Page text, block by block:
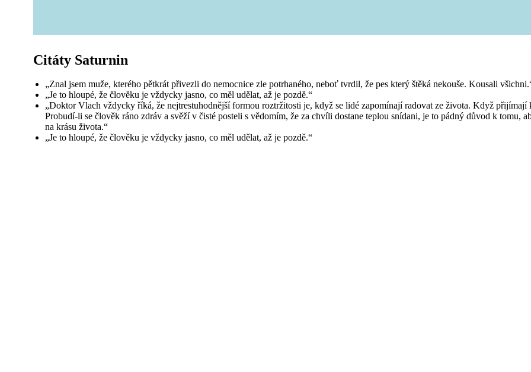
Citáty Saturnin
„Znal jsem muže, kterého pětkrát přivezli do nemocnice zle potrhaného, neboť tvrdil, že pes který štěká nekouše. Kousali
„Je to hloupé, že člověku je vždycky jasno, co měl udělat, až je pozdě.“
„Doktor Vlach vždycky říká, že nejtrestuhodnější formou roztržitosti je, když se lidé zapomínají radovat ze života. Když přijímají
Probudí-li se člověk ráno zdráv a svěží v čisté posteli s vědomím, že za chvíli dostane teplou snídani, je to pádný důvod k tomu,
na krásu života.“
„Je to hloupé, že člověku je vždycky jasno, co měl udělat, až je pozdě.“